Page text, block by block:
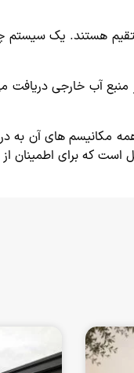
هستند. یک
منبع آب خارجی
همه مکانیسم های آن
است که برای